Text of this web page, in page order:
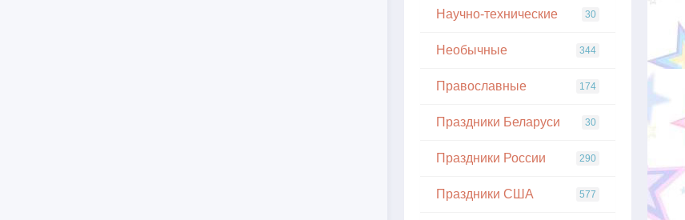
Научно-технические 30
Необычные 344
Православные 174
Праздники Беларуси 30
Праздники России 290
Праздники США 577